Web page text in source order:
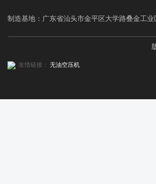
制造基地：广东省汕头市金平区大学路叠金工业
友情链接： 无油空压机